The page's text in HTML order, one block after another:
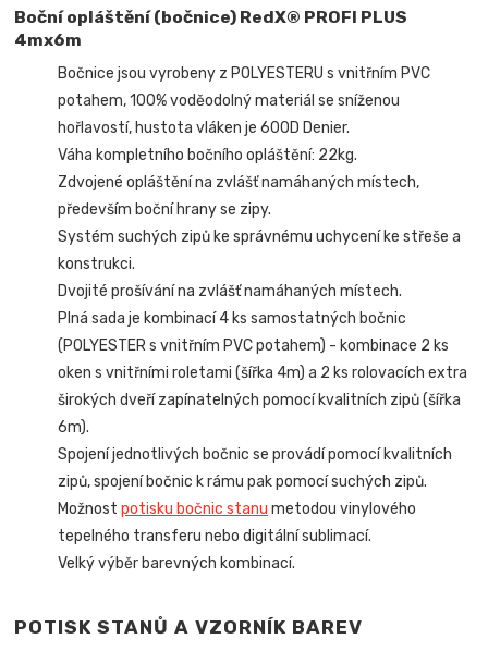
Boční opláštění (bočnice) RedX® PROFI PLUS
4mx6m
Bočnice jsou vyrobeny z POLYESTERU s vnitřním PVC
potahem, 100% voděodolný materiál se sníženou
hořlavostí, hustota vláken je 600D Denier.
Váha kompletního bočního opláštění: 22kg.
Zdvojené opláštění na zvlášť namáhaných místech,
především boční hrany se zipy.
Systém suchých zipů ke správnému uchycení ke střeše a
konstrukci.
Dvojité prošívání na zvlášť namáhaných místech.
Plná sada je kombinací 4 ks samostatných bočnic
(POLYESTER s vnitřním PVC potahem) - kombinace 2 ks
oken s vnitřními roletami (šířka 4m) a 2 ks rolovacích extra
širokých dveří zapínatelných pomocí kvalitních zipů (šířka
6m).
Spojení jednotlivých bočnic se provádí pomocí kvalitních
zipů, spojení bočnic k rámu pak pomocí suchých zipů.
Možnostpotisku bočnic stanu metodou vinylového
tepelného transferu nebo digitální sublimací.
Velký výběr barevných kombinací.
POTISK STANŮ A VZORNÍK BAREV